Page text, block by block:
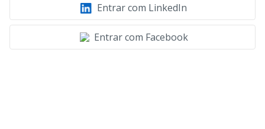
Entrar com LinkedIn
Entrar com Facebook